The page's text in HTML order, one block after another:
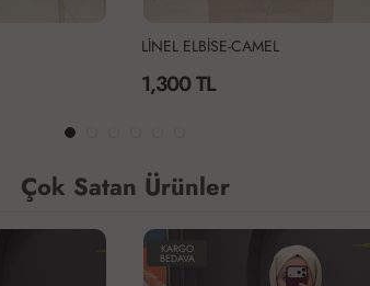
LİNEL ELBİSE-SİYAH
1,300 TL
Çok Satan Ürünler
KARGO
BEDAVA